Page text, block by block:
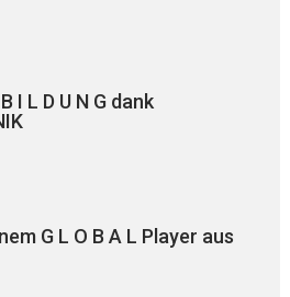
I L D U N G dank
G L O B A L Player aus